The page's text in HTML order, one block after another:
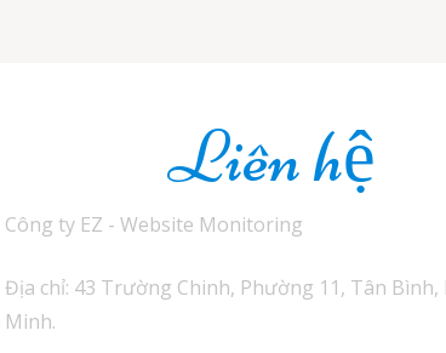
Liên hệ
Công ty EZ - Website Monitoring
Địa chỉ: 43 Trường Chinh, Phường 11, Tân Bình,
Minh.